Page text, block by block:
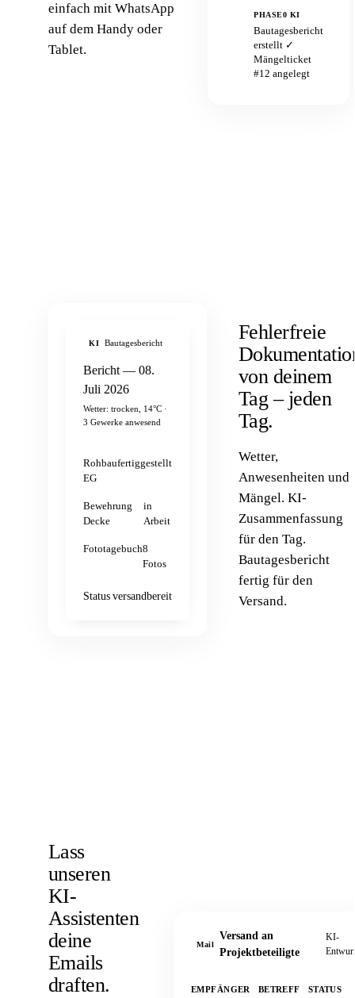
einfach mit WhatsApp
auf dem Handy oder
Tablet.
PHASE0 KI
Bautagesbericht
erstellt ✓
Mängelticket
#12 angelegt
Fehlerfreie
von deinem
Tag– jeden
Tag.
Wetter,
Anwesenheiten und
Mängel. KI-
Zusammenfassung
für den Tag.
Bautagesbericht
fertig für den
Versand.
KI Bautagesbericht
Bericht — 08.
Juli 2026
Wetter: trocken, 14°C ·
3 Gewerke anwesend
Rohbau
EG
fertiggestellt
Bewehrung
Decke
in
Arbeit
Fototagebuch8
Fotos
Status versandbereit
Lass
unseren
KI-
Assistenten
deine
Emails
draften.
Mail
Versand an
Projektbeteiligte
KI-
EMPFÄNGER BETREFF STATUS